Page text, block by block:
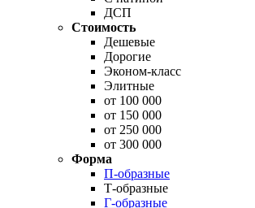
ДСП
Стоимость
Дешевые
Дорогие
Эконом-класс
Элитные
от 100 000
от 150 000
от 250 000
от 300 000
Форма
П-образные
Т-образные
Г-образные